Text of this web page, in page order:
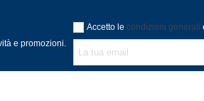
e promozioni.
Accetto le condizioni generali